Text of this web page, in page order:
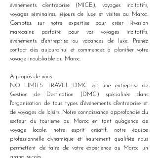
événements d'entreprise (MICE), voyages incitatifs,
voyages séminaires, séjours de luxe et visites au Maroc.
Comptez sur notre expertise pour créer l'évasion
marocaine parfaite pour vos voyages incitatifs,
événements d'entreprise ou vacances de luxe. Prenez
contact dès aujourd'hui et commencez à planifier votre
voyage inoubliable au Maroc.
À propos de nous
NO LIMITS TRAVEL DMC est une entreprise de
Gestion de Destination (DMC) spécialisée dans
l'organisation de tous types d'événements d'entreprise et
de voyages de loisirs. Notre connaissance approfondie du
secteur du tourisme au Maroc en tant qu'agence de
voyage locale, notre esprit créatif, notre équipe
professionnelle dynamique et hautement qualifiée nous
permettent de faire de votre expérience au Maroc un